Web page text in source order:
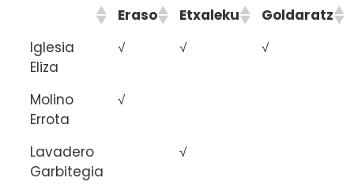
Eraso Etxaleku
Goldaratz
Iglesia
Eliza
√ √ √
Molino
Errota
√
Lavadero
Garbitegia
√